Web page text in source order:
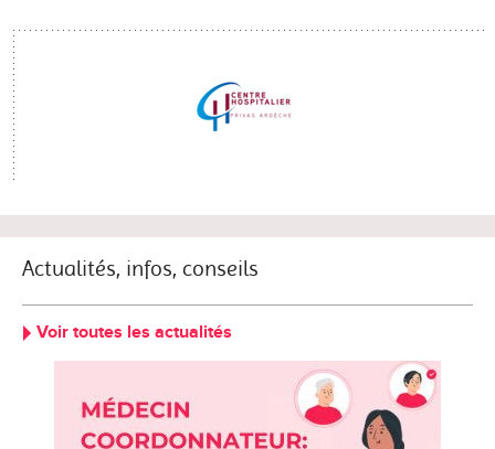
Actualités, infos, conseils
Voir toutes les actualités